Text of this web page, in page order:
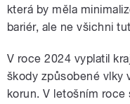
která by měla
bariér, ale ne všichni
V roce 2024 vyplatil
škody způsobené vlky
korun. V letošním